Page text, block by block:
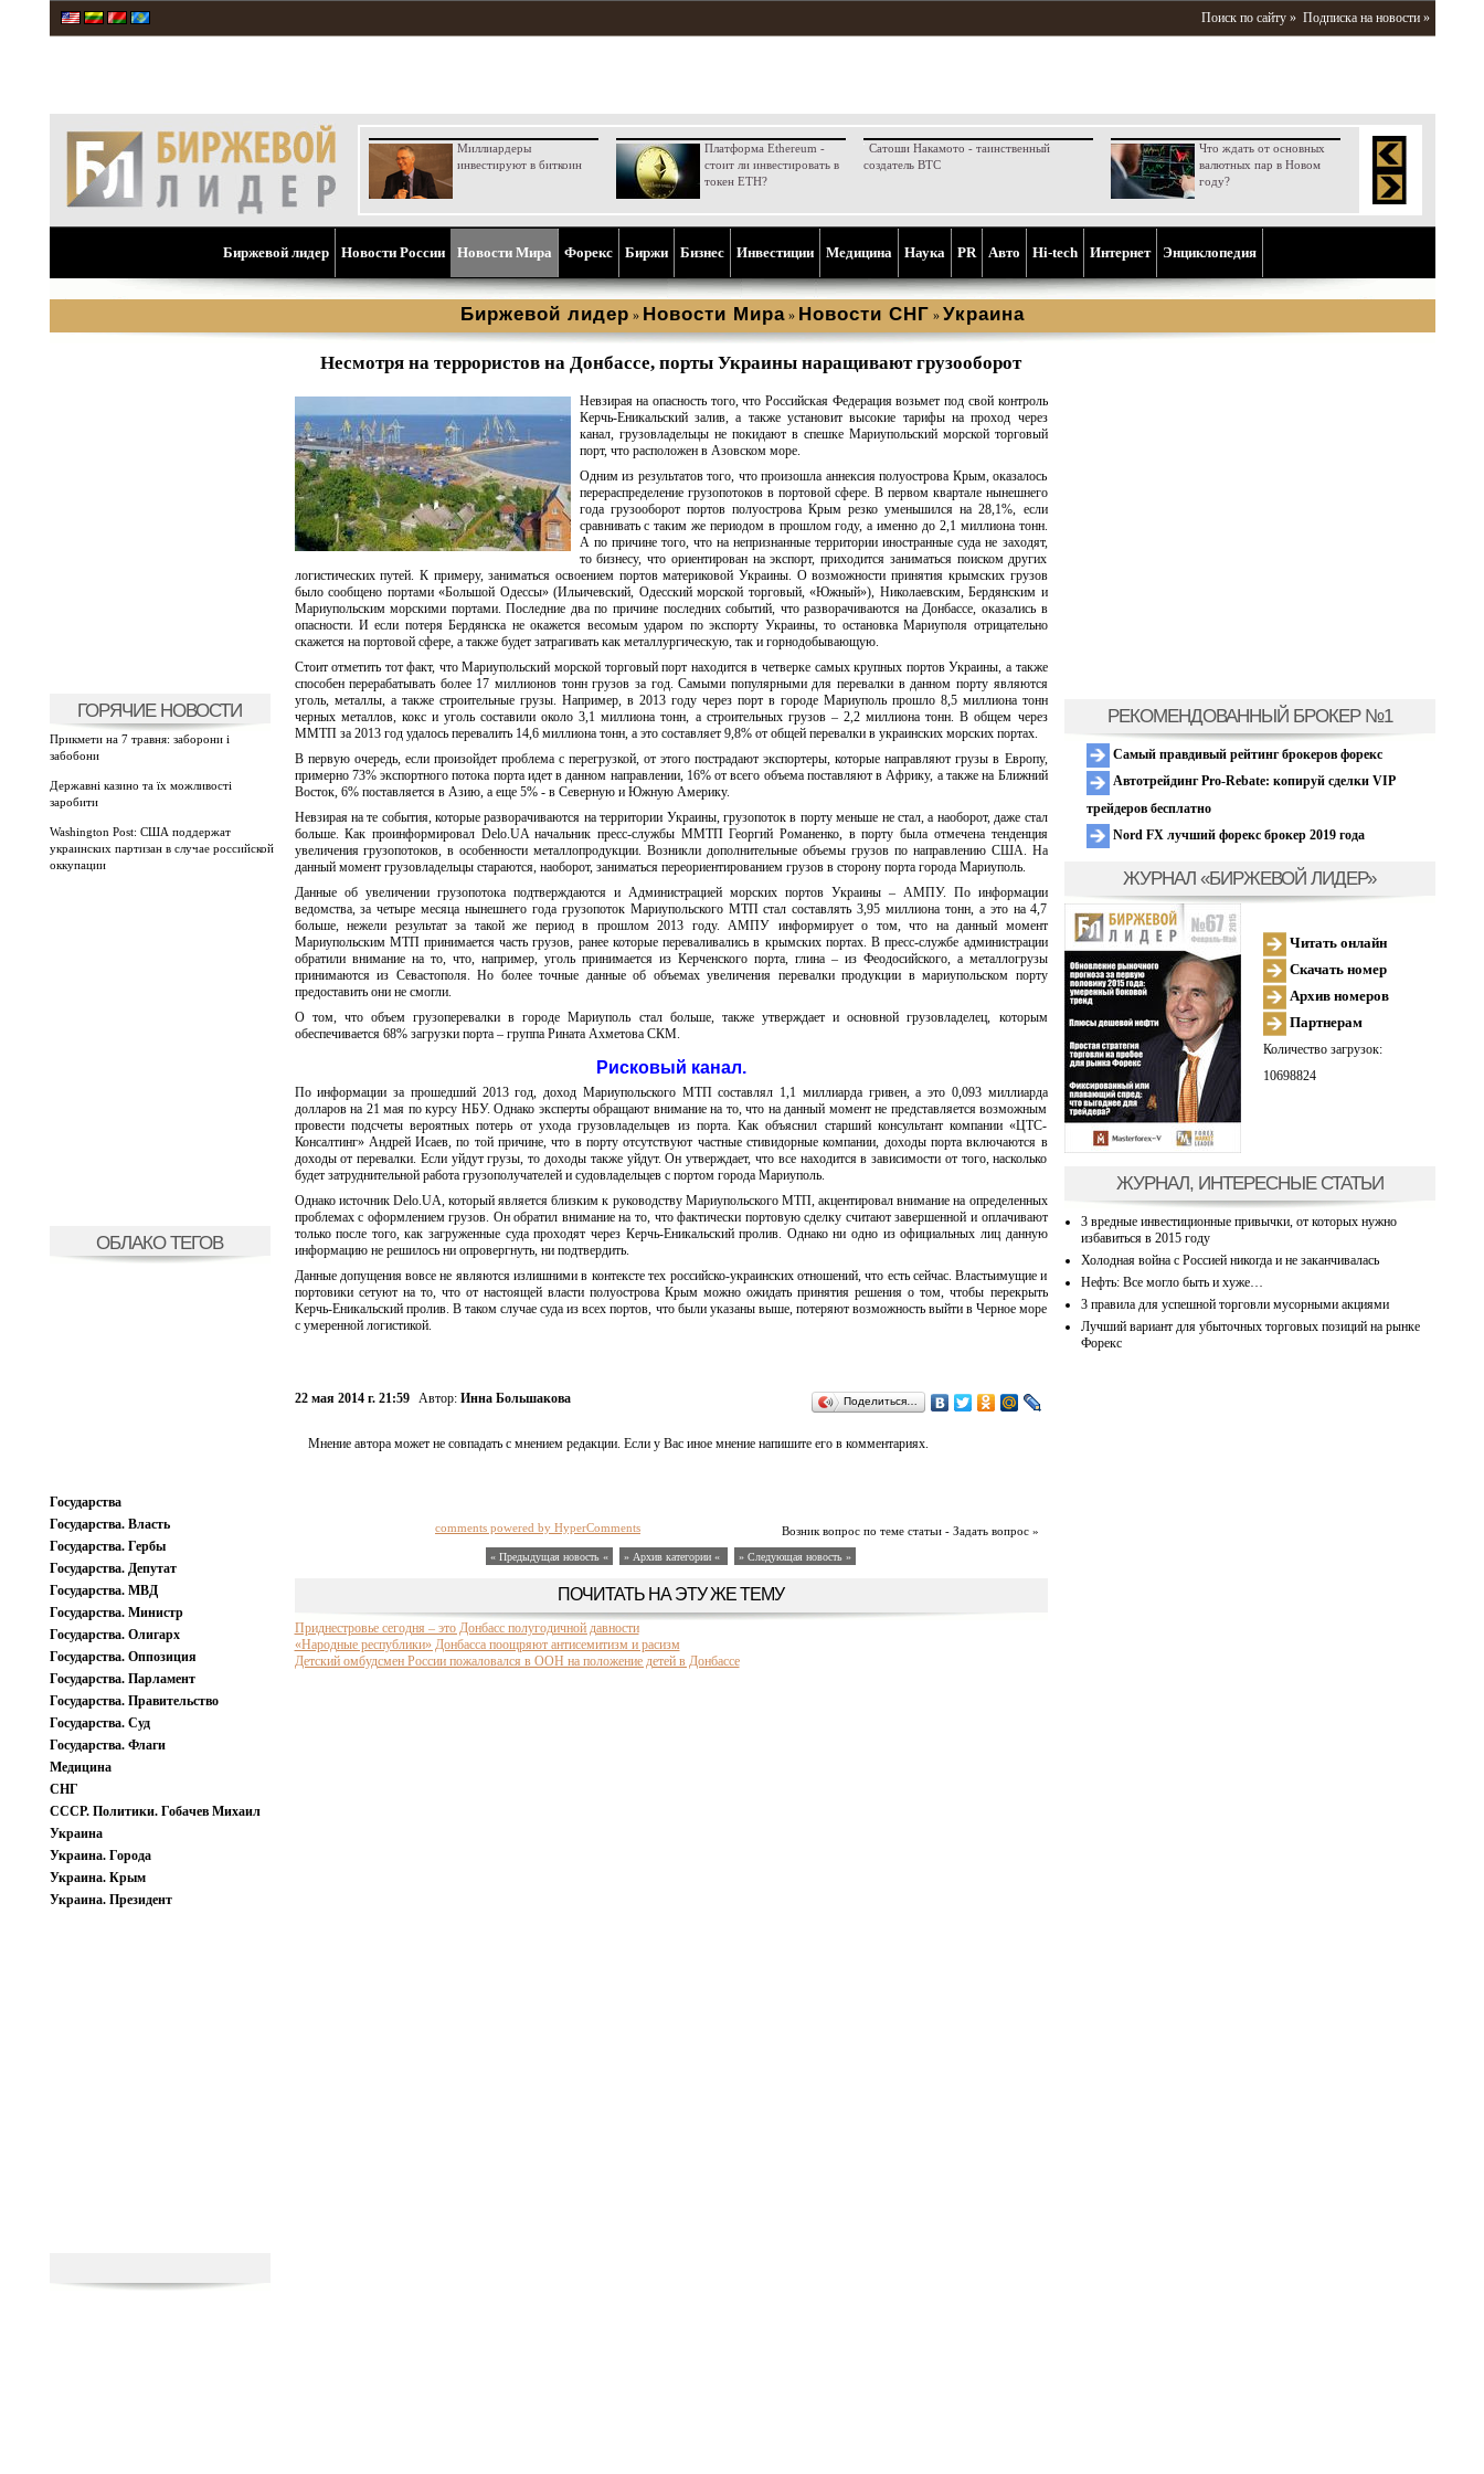
Поиск по сайту » Подписка на новости »
Миллиардеры
инвестируют в биткоин
Платформа Ethereum -
стоит ли инвестировать в
токен ETH?
Сатоши Накамото - таинственный
создатель BTC
Что ждать от основных
валютных пар в Новом
году?
Биржевой лидер Новости России Новости Мира Форекс Биржи Бизнес Инвестиции Медицина Наука PR Aвто Hi-tech Интернет Энциклопедия
Биржевой лидер » Новости Мира » Новости СНГ » Украина
ГОРЯЧИЕ НОВОСТИ
Прикмети на 7 травня: заборони і
забобони
Державні казино та їх можливості
заробити
Washington Post: США поддержат
украинских партизан в случае российской
оккупации
ОБЛАКО ТЕГОВ
Государства
Государства. Власть
Государства. Гербы
Государства. Депутат
Государства. МВД
Государства. Министр
Государства. Олигарх
Государства. Оппозиция
Государства. Парламент
Государства. Правительство
Государства. Суд
Государства. Флаги
Медицина
СНГ
СССР. Политики. Гобачев Михаил
Украина
Украина. Города
Украина. Крым
Украина. Президент
Несмотря на террористов на Донбассе, порты Украины наращивают грузооборот
Невзирая на опасность того, что Российская Федерация возьмет под свой контроль
Керчь-Еникальский залив, а также установит высокие тарифы на проход через
канал, грузовладельцы не покидают в спешке Мариупольский морской торговый
порт, что расположен в Азовском море.
Одним из результатов того, что произошла аннексия полуострова Крым, оказалось
перераспределение грузопотоков в портовой сфере. В первом квартале нынешнего
года грузооборот портов полуострова Крым резко уменьшился на 28,1%, если
сравнивать с таким же периодом в прошлом году, а именно до 2,1 миллиона тонн.
А по причине того, что на непризнанные территории иностранные суда не заходят,
то бизнесу, что ориентирован на экспорт, приходится заниматься поиском других
логистических путей. К примеру, заниматься освоением портов материковой Украины. О возможности принятия крымских грузов
было сообщено портами «Большой Одессы» (Ильичевский, Одесский морской торговый, «Южный»), Николаевским, Бердянским и
Мариупольским морскими портами. Последние два по причине последних событий, что разворачиваются на Донбассе, оказались в
опасности. И если потеря Бердянска не окажется весомым ударом по экспорту Украины, то остановка Мариуполя отрицательно
скажется на портовой сфере, а также будет затрагивать как металлургическую, так и горнодобывающую.
Стоит отметить тот факт, что Мариупольский морской торговый порт находится в четверке самых крупных портов Украины, а также
способен перерабатывать более 17 миллионов тонн грузов за год. Самыми популярными для перевалки в данном порту являются
уголь, металлы, а также строительные грузы. Например, в 2013 году через порт в городе Мариуполь прошло 8,5 миллиона тонн
черных металлов, кокс и уголь составили около 3,1 миллиона тонн, а строительных грузов – 2,2 миллиона тонн. В общем через
ММТП за 2013 год удалось перевалить 14,6 миллиона тонн, а это составляет 9,8% от общей перевалки в украинских морских портах.
В первую очередь, если произойдет проблема с перегрузкой, от этого пострадают экспортеры, которые направляют грузы в Европу,
примерно 73% экспортного потока порта идет в данном направлении, 16% от всего объема поставляют в Африку, а также на Ближний
Восток, 6% поставляется в Азию, а еще 5% - в Северную и Южную Америку.
Невзирая на те события, которые разворачиваются на территории Украины, грузопоток в порту меньше не стал, а наоборот, даже стал
больше. Как проинформировал Delo.UA начальник пресс-службы ММТП Георгий Романенко, в порту была отмечена тенденция
увеличения грузопотоков, в особенности металлопродукции. Возникли дополнительные объемы грузов по направлению США. На
данный момент грузовладельцы стараются, наоборот, заниматься переориентированием грузов в сторону порта города Мариуполь.
Данные об увеличении грузопотока подтверждаются и Администрацией морских портов Украины – АМПУ. По информации
ведомства, за четыре месяца нынешнего года грузопоток Мариупольского МТП стал составлять 3,95 миллиона тонн, а это на 4,7
больше, нежели результат за такой же период в прошлом 2013 году. АМПУ информирует о том, что на данный момент
Мариупольским МТП принимается часть грузов, ранее которые переваливались в крымских портах. В пресс-службе администрации
обратили внимание на то, что, например, уголь принимается из Керченского порта, глина – из Феодосийского, а металлогрузы
принимаются из Севастополя. Но более точные данные об объемах увеличения перевалки продукции в мариупольском порту
предоставить они не смогли.
О том, что объем грузоперевалки в городе Мариуполь стал больше, также утверждает и основной грузовладелец, которым
обеспечивается 68% загрузки порта – группа Рината Ахметова СКМ.
Рисковый канал.
По информации за прошедший 2013 год, доход Мариупольского МТП составлял 1,1 миллиарда гривен, а это 0,093 миллиарда
долларов на 21 мая по курсу НБУ. Однако эксперты обращают внимание на то, что на данный момент не представляется возможным
провести подсчеты вероятных потерь от ухода грузовладельцев из порта. Как объяснил старший консультант компании «ЦТС-
Консалтинг» Андрей Исаев, по той причине, что в порту отсутствуют частные стивидорные компании, доходы порта включаются в
доходы от перевалки. Если уйдут грузы, то доходы также уйдут. Он утверждает, что все находится в зависимости от того, насколько
будет затруднительной работа грузополучателей и судовладельцев с портом города Мариуполь.
Однако источник Delo.UA, который является близким к руководству Мариупольского МТП, акцентировал внимание на определенных
проблемах с оформлением грузов. Он обратил внимание на то, что фактически портовую сделку считают завершенной и оплачивают
только после того, как загруженные суда проходят через Керчь-Еникальский пролив. Однако ни одно из официальных лиц данную
информацию не решилось ни опровергнуть, ни подтвердить.
Данные допущения вовсе не являются излишними в контексте тех российско-украинских отношений, что есть сейчас. Властьимущие и
портовики сетуют на то, что от настоящей власти полуострова Крым можно ожидать принятия решения о том, чтобы перекрыть
Керчь-Еникальский пролив. В таком случае суда из всех портов, что были указаны выше, потеряют возможность выйти в Черное море
с умеренной логистикой.
22 мая 2014 г. 21:59 Автор: Инна Большакова Поделиться…
Мнение автора может не совпадать с мнением редакции. Если у Вас иное мнение напишите его в комментариях.
Возник вопрос по теме статьи - Задать вопрос »
comments powered by HyperComments
« Предыдущая новость « » Архив категории « » Следующая новость »
ПОЧИТАТЬ НА ЭТУ ЖЕ ТЕМУ
Приднестровье сегодня – это Донбасс полугодичной давности
«Народные республики» Донбасса поощряют антисемитизм и расизм
Детский омбудсмен России пожаловался в ООН на положение детей в Донбассе
РЕКОМЕНДОВАННЫЙ БРОКЕР №1
Самый правдивый рейтинг брокеров форекс
Автотрейдинг Pro-Rebate: копируй сделки VIP
трейдеров бесплатно
Nord FX лучший форекс брокер 2019 года
ЖУРНАЛ «БИРЖЕВОЙ ЛИДЕР»
Читать онлайн
Скачать номер
Архив номеров
Партнерам
Количество загрузок:
10698824
ЖУРНАЛ, ИНТЕРЕСНЫЕ СТАТЬИ
3 вредные инвестиционные привычки, от которых нужно
избавиться в 2015 году
Холодная война с Россией никогда и не заканчивалась
Нефть: Все могло быть и хуже…
3 правила для успешной торговли мусорными акциями
Лучший вариант для убыточных торговых позиций на рынке
Форекс